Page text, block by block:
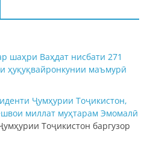
шаҳри Ваҳдат нисбати 271
ҳуқуқвайронкунии маъмурӣ
Ҷумҳурии Тоҷикистон,
миллат муҳтарам Эмомалӣ
Тоҷикистон баргузор